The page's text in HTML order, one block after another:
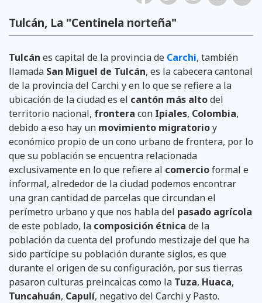
Tulcán, La "Centinela norteña"
Tulcán es capital de la provincia de Carchi, también
llamada San Miguel de Tulcán, es la cabecera cantonal
de la provincia del Carchi y en lo que se refiere a la
ubicación de la ciudad es el cantón más altodel
territorio nacional, frontera con Ipiales, Colombia,
debido a eso hay un movimiento migratorioy
económico propio de un cono urbano de frontera, por lo
que su población se encuentra relacionada
exclusivamente en lo que refiere al comercioformal e
informal, alrededor de la ciudad podemos encontrar
una gran cantidad de parcelas que circundan el
perímetro urbano y que nos habla del pasado agrícola
de este poblado, la composición étnica de la
población da cuenta del profundo mestizaje del que ha
sido partícipe su población durante siglos, es que
durante el origen de su configuración, por sus tierras
pasaron culturas preincaicas como la Tuza, Huaca,
Tuncahuán, Capulí, negativo del Carchi y Pasto.